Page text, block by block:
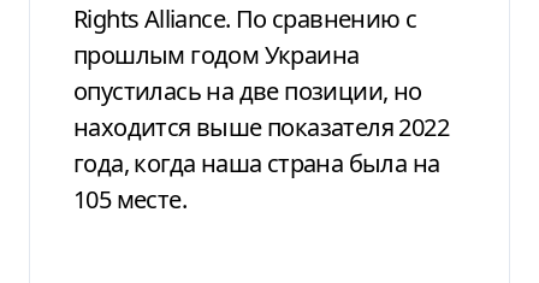
Rights Alliance. По сравнению с
прошлым годом Украина
опустилась на две позиции, но
находится выше показателя 2022
года, когда наша страна была на
105 месте.